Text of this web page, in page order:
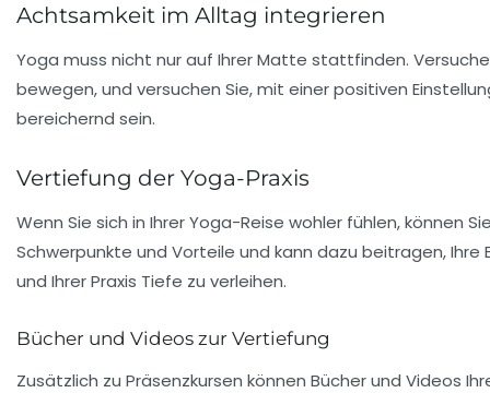
Achtsamkeit im Alltag integrieren
Yoga muss nicht nur auf Ihrer Matte stattfinden.
bewegen, und versuchen Sie, mit einer positiven
bereichernd sein.
Vertiefung der Yoga-Praxis
Wenn Sie sich in Ihrer Yoga-Reise wohler fühlen, können
Schwerpunkte und Vorteile und kann dazu beitragen, Ihre
und Ihrer Praxis Tiefe zu verleihen.
Bücher und Videos zur Vertiefung
Zusätzlich zu Präsenzkursen können Bücher und Videos